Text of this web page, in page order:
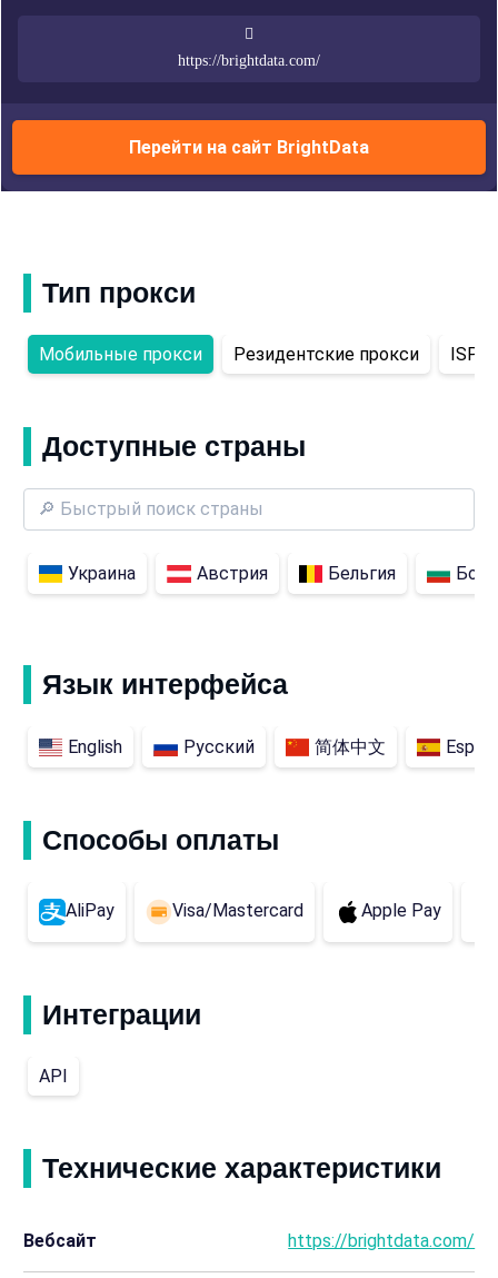
https://brightdata.com/
Перейти на сайт BrightData
Тип прокси
Мобильные прокси Резидентские прокси ISP-
Доступные страны
Украина Австрия Бельгия
Язык интерфейса
English Русский 简体中文
Способы оплаты
AliPay Visa/Mastercard Apple Pay
Интеграции
API
Технические характеристики
Вебсайт https://brightdata.com/